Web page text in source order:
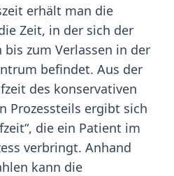
erhält man die
Zeit, in der sich der
zum Verlassen in der
befindet. Aus der
des konservativen
Prozessteils ergibt sich
die ein Patient im
verbringt. Anhand
kann die